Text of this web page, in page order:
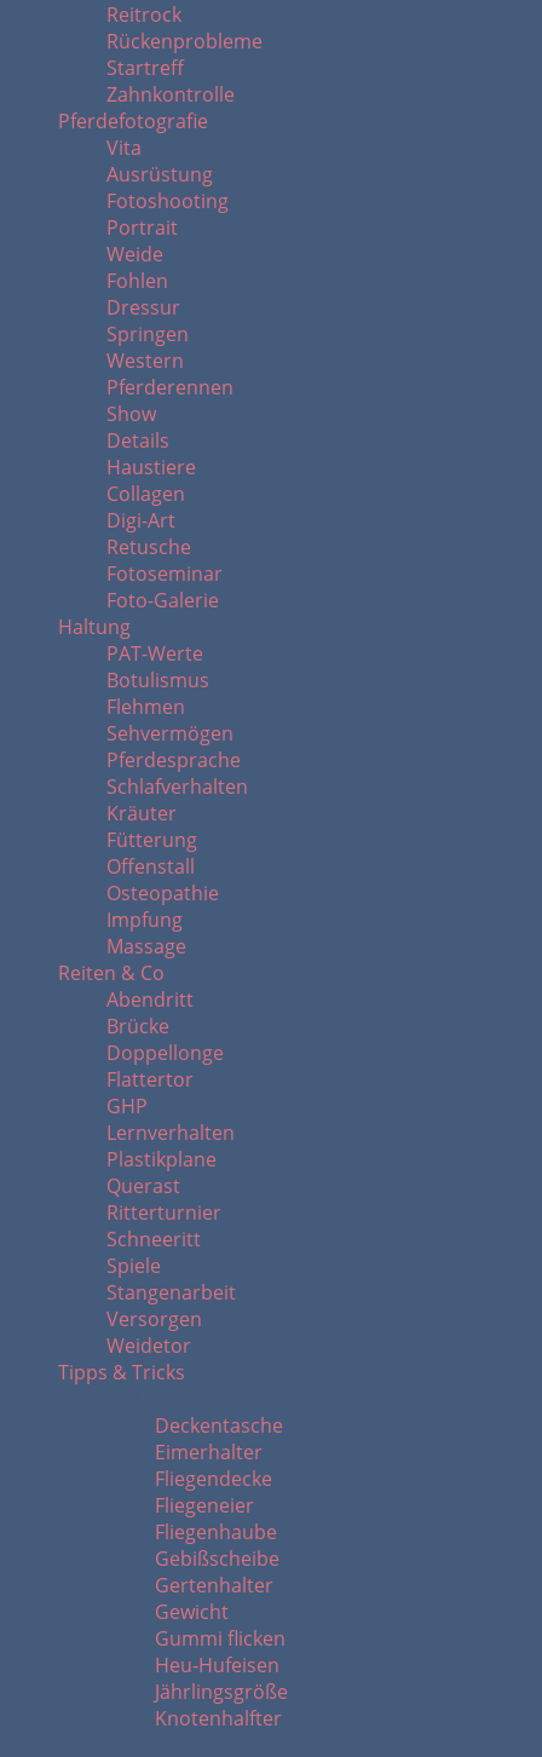
Reitrock
Rückenprobleme
Startreff
Zahnkontrolle
Pferdefotografie
Vita
Ausrüstung
Fotoshooting
Portrait
Weide
Fohlen
Dressur
Springen
Western
Pferderennen
Show
Details
Haustiere
Collagen
Digi-Art
Retusche
Fotoseminar
Foto-Galerie
Haltung
PAT-Werte
Botulismus
Flehmen
Sehvermögen
Pferdesprache
Schlafverhalten
Kräuter
Fütterung
Offenstall
Osteopathie
Impfung
Massage
Reiten & Co
Abendritt
Brücke
Doppellonge
Flattertor
GHP
Lernverhalten
Plastikplane
Querast
Ritterturnier
Schneeritt
Spiele
Stangenarbeit
Versorgen
Weidetor
Tipps & Tricks
Deckentasche
Eimerhalter
Fliegendecke
Fliegeneier
Fliegenhaube
Gebißscheibe
Gertenhalter
Gewicht
Gummi flicken
Heu-Hufeisen
Jährlingsgröße
Knotenhalfter